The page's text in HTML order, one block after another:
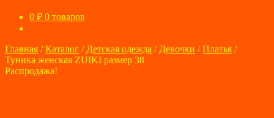
0 ₽ 0 товаров
Главная /Каталог / Детская одежда / Девочки /Платья /
Туника женская ZUIKI размер 38
Распродажа!